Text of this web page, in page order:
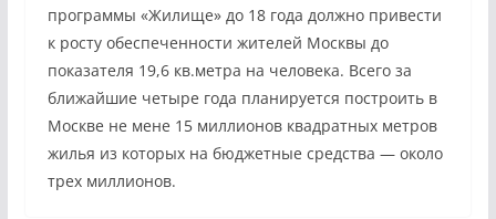
программы «Жилище» до 18 года должно привести
к росту обеспеченности жителей Москвы до
показателя 19,6 кв.метра на человека. Всего за
ближайшие четыре года планируется построить в
Москве не мене 15 миллионов квадратных метров
жилья из которых на бюджетные средства — около
трех миллионов.